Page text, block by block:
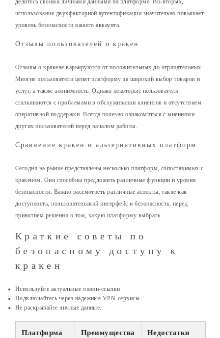
делитесь своими личными данными на платформе. Во-вторых,
использование двухфакторной аутентификации значительно повышает
уровень безопасности вашего аккаунта.
Отзывы пользователей о кракен
Отзывы о кракене варьируются от положительных до отрицательных.
Многие пользователи ценят платформу за широкий выбор товаров и
услуг, а также анонимность. Однако некоторые пользователи
сталкиваются с проблемами в обслуживании клиентов и отсутствием
оперативной поддержки. Всегда полезно ознакомиться с мнениями
других пользователей перед началом работы.
Сравнение кракен и альтернативных платформ
Сегодня на рынке представлены несколько платформ, сопоставимых с
кракеном. Они способны предложить различные функции и уровни
безопасности. Важно рассмотреть различные аспекты, такие как
доступность, пользовательский интерфейс и безопасность, перед
принятием решения о том, какую платформу выбрать.
Краткие советы по
безопасному доступу к
кракен
Используйте актуальные онион-ссылки.
Подключайтесь через надежные VPN-сервисы.
Не раскрывайте личные данные.
Платформа Преимущества Недостатки